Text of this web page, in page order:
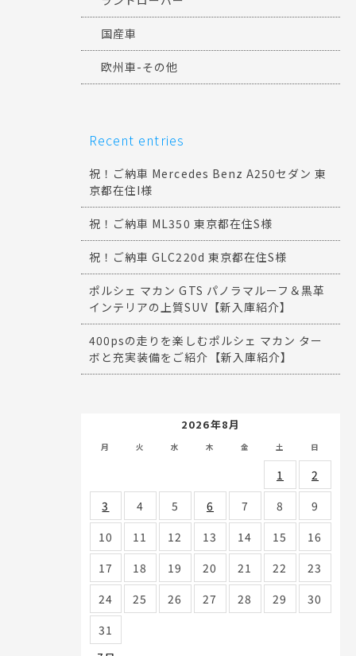
国産車
欧州車-その他
Recent entries
祝！ご納車 Mercedes Benz A250セダン 東
京都在住I様
祝！ご納車 ML350 東京都在住S様
祝！ご納車 GLC220d 東京都在住S様
ポルシェ マカン GTS パノラマルーフ＆黒革
インテリアの上質SUV【新入庫紹介】
400psの走りを楽しむポルシェ マカン ター
ボと充実装備をご紹介【新入庫紹介】
2026年8月
月 火 水 木 金 土 日
1
2
3
4 5 6 7 8
9
10
11 12 13 14 15
16
17
18 19 20 21 22
23
24
25 26 27 28 29
30
31